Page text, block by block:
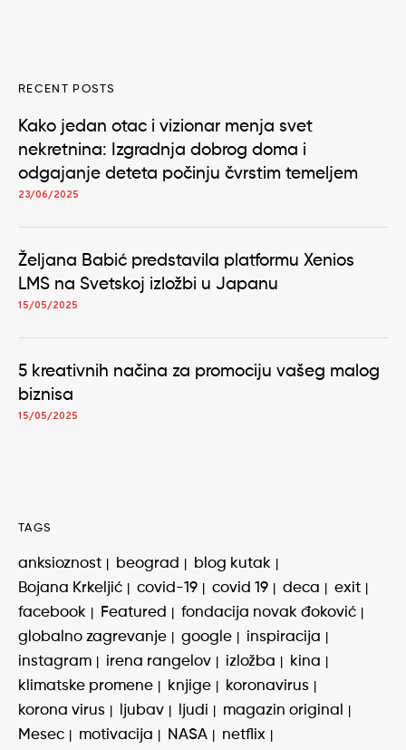
RECENT POSTS
Kako jedan otac i vizionar menja svet
nekretnina: Izgradnja dobrog doma i
odgajanje deteta počinju čvrstim temeljem
23/06/2025
Željana Babić predstavila platformu Xenios
LMS na Svetskoj izložbi u Japanu
15/05/2025
5 kreativnih načina za promociju vašeg malog
biznisa
15/05/2025
TAGS
anksioznost beograd
blog kutak
Bojana Krkeljić
covid-19 covid 19 deca
exit
facebook
Featured
fondacija novak đoković
globalno zagrevanje
google
inspiracija
instagram
irena rangelov izložba
kina
klimatske promene
knjige
koronavirus
korona virus
ljubav ljudi
magazin original
Mesec
motivacija NASA
netflix